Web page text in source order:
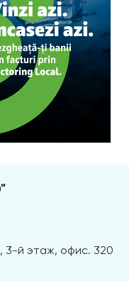
3-й этаж, офис. 320